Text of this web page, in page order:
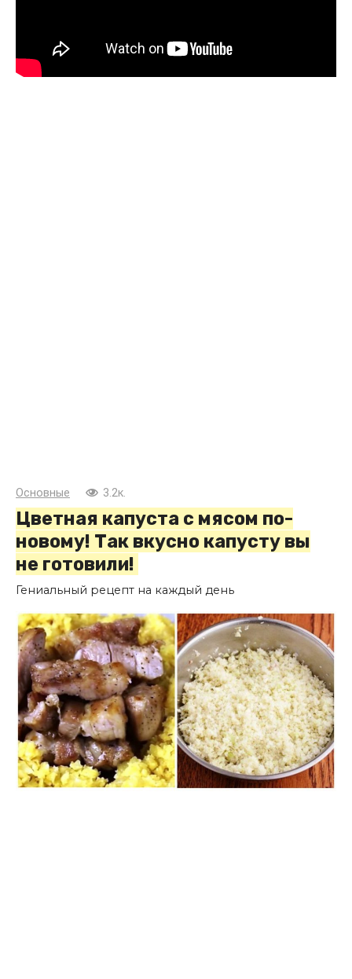
Основные 3.2к.
Цветная капуста с мясом по-
новому! Так вкусно капусту вы
не готовили!
Гениальный рецепт на каждый день